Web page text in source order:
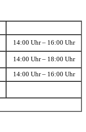
14:00 Uhr – 16:00 Uhr
14:00 Uhr – 18:00 Uhr
14:00 Uhr – 16:00 Uhr